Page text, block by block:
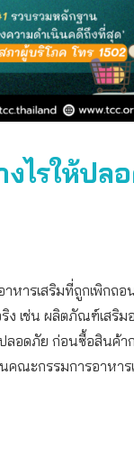
ไรให้ปล
หารเสริมที่ถูกเพิกถอ
เช่น ผลิตภัณฑ์เสริม
ลอดภัย ก่อนซื้อสินค้า
คณะกรรมการอาหาร